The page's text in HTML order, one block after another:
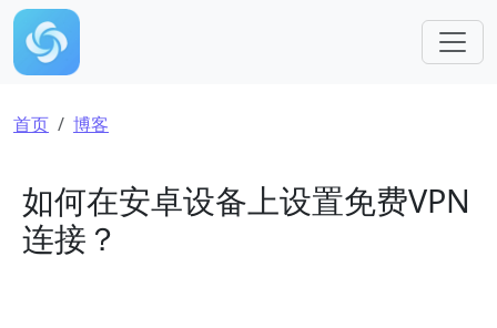
跳转到主要内容
面包屑
首页 博客
如何在安卓设备上设置免费VPN
连接？